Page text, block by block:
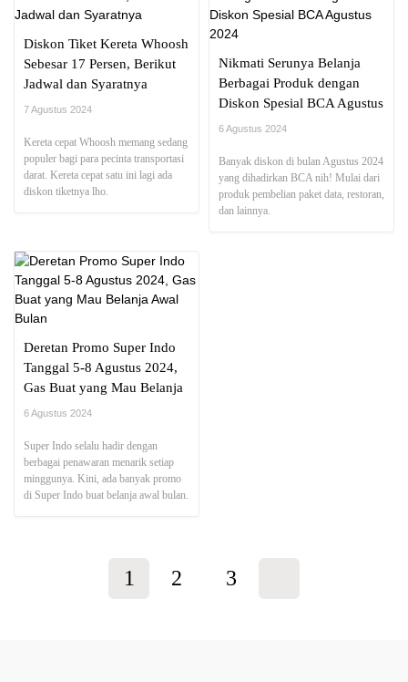
Diskon Tiket Kereta Whoosh
Sebesar 17 Persen, Berikut
Jadwal dan Syaratnya
7 Agustus 2024
Kereta cepat Whoosh memang sedang
populer bagi para pecinta transportasi
darat. Kereta cepat satu ini lagi ada
diskon tiketnya lho.
Nikmati Serunya Belanja
Berbagai Produk dengan
Diskon Spesial BCA Agustus
2024
6 Agustus 2024
Banyak diskon di bulan Agustus 2024
yang dihadirkan BCA nih! Mulai dari
produk pembelian paket data, restoran,
dan lainnya.
Deretan Promo Super Indo
Tanggal 5-8 Agustus 2024,
Gas Buat yang Mau Belanja
Awal Bulan
6 Agustus 2024
Super Indo selalu hadir dengan
berbagai penawaran menarik setiap
minggunya. Kini, ada banyak promo
di Super Indo buat belanja awal bulan.
1 2 3